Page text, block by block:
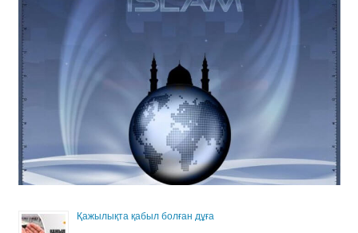
Қажылықта қабыл болған дұға